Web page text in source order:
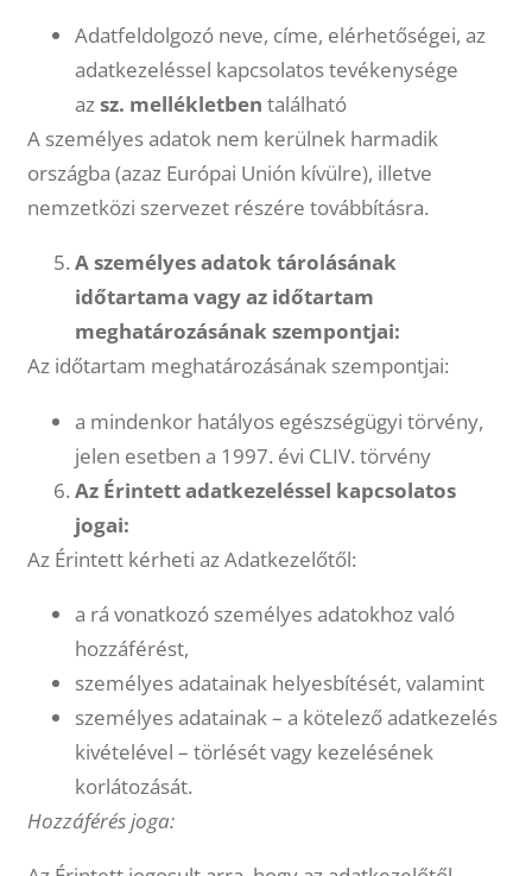
Adatfeldolgozó neve, címe, elérhetőségei, az
adatkezeléssel kapcsolatos tevékenysége
azsz. mellékletben található
A személyes adatok nem kerülnek harmadik
országba (azaz Európai Unión kívülre), illetve
nemzetközi szervezet részére továbbításra.
A személyes adatok tárolásának
időtartama vagy az időtartam
meghatározásának szempontjai:
Az időtartam meghatározásának szempontjai:
a mindenkor hatályos egészségügyi törvény,
jelen esetben a 1997. évi CLIV. törvény
Az Érintett adatkezeléssel kapcsolatos
jogai:
Az Érintett kérheti az Adatkezelőtől:
a rá vonatkozó személyes adatokhoz való
hozzáférést,
személyes adatainak helyesbítését, valamint
személyes adatainak – a kötelező adatkezelés
kivételével – törlését vagy kezelésének
korlátozását.
Hozzáférés joga: